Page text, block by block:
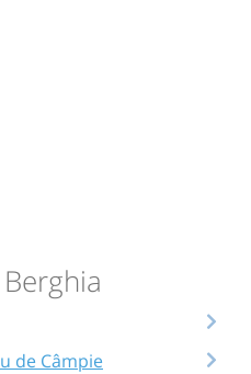
de Câmpie